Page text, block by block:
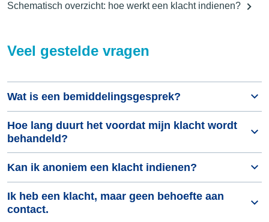
Schematisch overzicht: hoe werkt een klacht indienen?
Veel gestelde vragen
Wat is een bemiddelingsgesprek?
Hoe lang duurt het voordat mijn klacht wordt
behandeld?
Kan ik anoniem een klacht indienen?
Ik heb een klacht, maar geen behoefte aan
contact.